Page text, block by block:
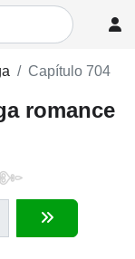
Capítulo 704
romance